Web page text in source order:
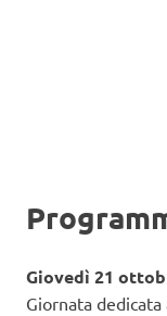
Giovedì 21
Giornata